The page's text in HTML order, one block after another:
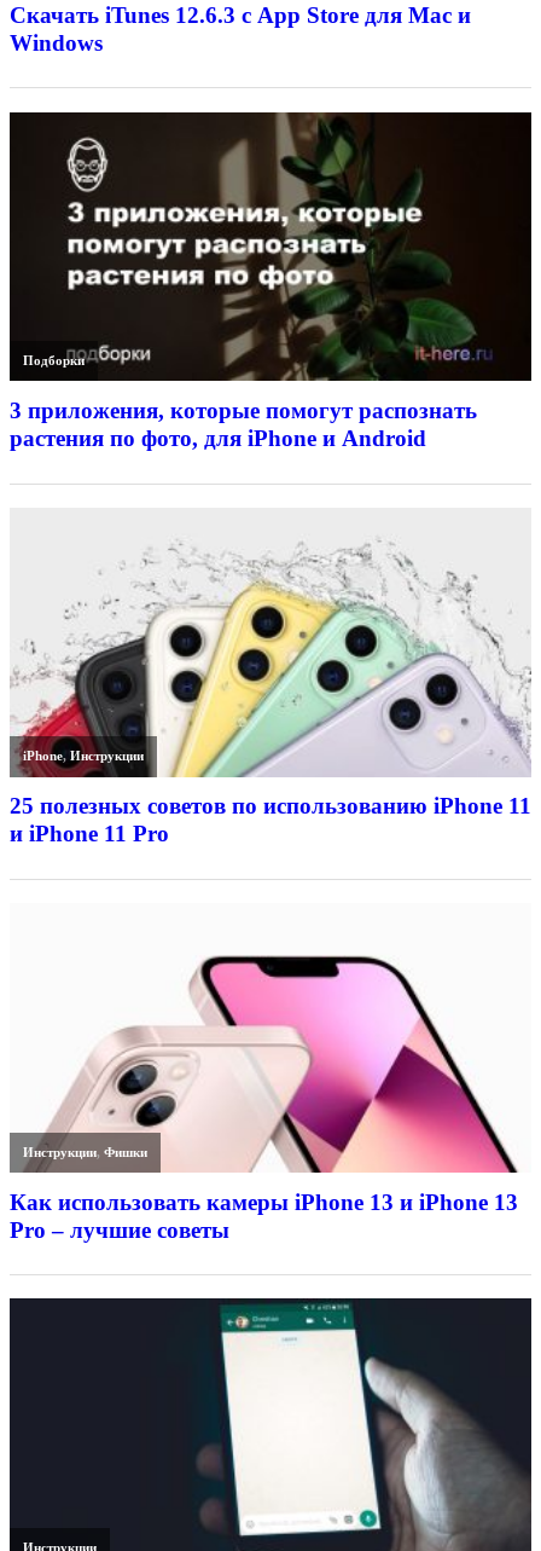
Скачать iTunes 12.6.3 с App Store для Mac и
Windows
Подборки
3 приложения, которые помогут распознать
растения по фото, для iPhone и Android
iPhone,Инструкции
25 полезных советов по использованию iPhone 11
и iPhone 11 Pro
Инструкции,Фишки
Как использовать камеры iPhone 13 и iPhone 13
Pro – лучшие советы
Инструкции